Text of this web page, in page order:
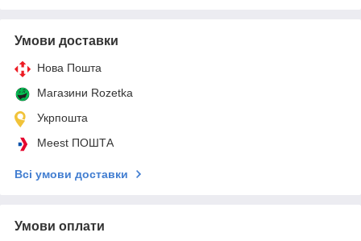
Умови доставки
Нова Пошта
Магазини Rozetka
Укрпошта
Meest ПОШТА
Всі умови доставки
Умови оплати